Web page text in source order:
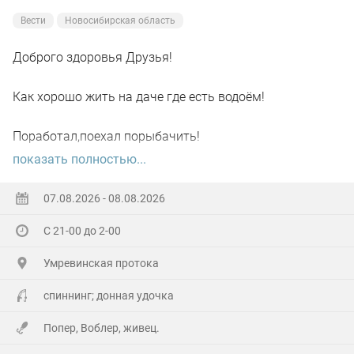
Вести Новосибирская область
Доброго здоровья Друзья!
Как хорошо жить на даче где есть водоём!
Поработал,поехал порыбачить!
поработал"цирюльником" 😂в теплицах!
А вечером захотелось повторить предыдущее "ночное
рандеву"!
Прибыл на берег в девять часов,и что я вижу 😲,
показать полностью...
07.08.2026 - 08.08.2026
С 21-00 до 2-00
Умревинская протока
спиннинг; донная удочка
Попер, Воблер, живец.